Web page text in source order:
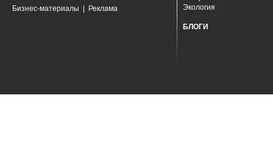
Бизнес-материалы Реклама
Экология
БЛОГИ